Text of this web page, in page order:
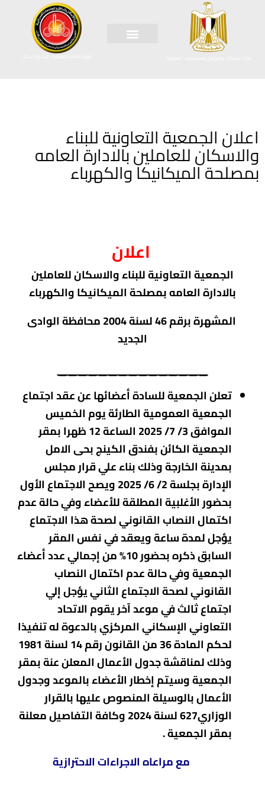
الهيئة العامة لتعاونيات البناء والاسكان
اعلان الجمعية التعاونية للبناء
والاسكان للعاملين بالادارة العامه
بمصلحة الميكانيكا والكهرباء
اعلان
الجمعية التعاونية للبناء والاسكان للعاملين
بالادارة العامه بمصلحة الميكانيكا والكهرباء
المشهرة برقم 46
لسنة 2004 محافظة الوادى
الجديد
_______________
تعلن الجمعية للسادة أعضائها عن عقد اجتماع
الجمعية العمومية الطارئة يوم الخميس
الموافق 3/ 7/ 2025 الساعة 12 ظهرا بمقر
الجمعية الكائن بفندق الكينج بحى الامل
بمدينة الخارجة وذلك بناء علي قرار مجلس
الإدارة بجلسة 2/ 6/ 2025 ويصح الاجتماع الأول
بحضور الأغلبية المطلقة للأعضاء وفي حالة عدم
اكتمال النصاب القانوني لصحة هذا الاجتماع
يؤجل لمدة ساعة ويعقد في نفس المقر
السابق ذكره بحضور 10% من إجمالي عدد أعضاء
الجمعية وفي حالة عدم اكتمال النصاب
القانوني لصحة الاجتماع الثاني يؤجل إلي
اجتماع ثالث في موعد آخر يقوم الاتحاد
التعاوني الإسكاني المركزي بالدعوة له تنفيذا
لحكم المادة 36 من القانون رقم 14 لسنة 1981
وذلك لمناقشة جدول الأعمال المعلن عنة بمقر
الجمعية وسيتم إخطار الأعضاء بالموعد وجدول
الأعمال بالوسيلة المنصوص عليها بالقرار
الوزاري627 لسنة 2024 وكافة التفاصيل معلنة
بمقر الجمعية .
مع مراعاه الاجراءات الاحترازية